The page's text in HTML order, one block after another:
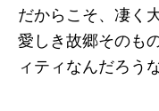
だからこそ、凄く
愛しき故郷そのも
ィティなんだろう